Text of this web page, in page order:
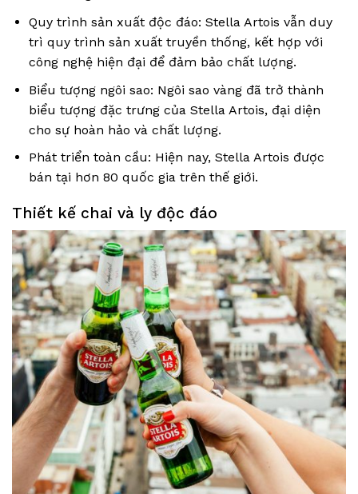
Quy trình sản xuất độc đáo: Stella Artois vẫn duy
trì quy trình sản xuất truyền thống, kết hợp với
công nghệ hiện đại để đảm bảo chất lượng.
Biểu tượng ngôi sao: Ngôi sao vàng đã trở thành
biểu tượng đặc trưng của Stella Artois, đại diện
cho sự hoàn hảo và chất lượng.
Phát triển toàn cầu: Hiện nay, Stella Artois được
bán tại hơn 80 quốc gia trên thế giới.
Thiết kế chai và ly độc đáo